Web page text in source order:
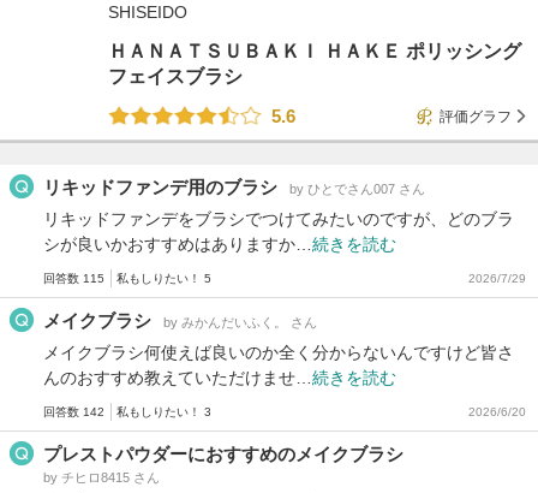
SHISEIDO
ＨＡＮＡＴＳＵＢＡＫＩ ＨＡＫＥ ポリッシング
フェイスブラシ
5.6
評価グラフ
リキッドファンデ用のブラシ by ひとでさん007 さん
リキッドファンデをブラシでつけてみたいのですが、どのブラ
シが良いかおすすめはありますか… 続きを読む
回答数 115 私もしりたい！ 5 2026/7/29
メイクブラシ by みかんだいふく。 さん
メイクブラシ何使えば良いのか全く分からないんですけど皆さ
んのおすすめ教えていただけませ… 続きを読む
回答数 142 私もしりたい！ 3 2026/6/20
プレストパウダーにおすすめのメイクブラシ
by チヒロ8415 さん